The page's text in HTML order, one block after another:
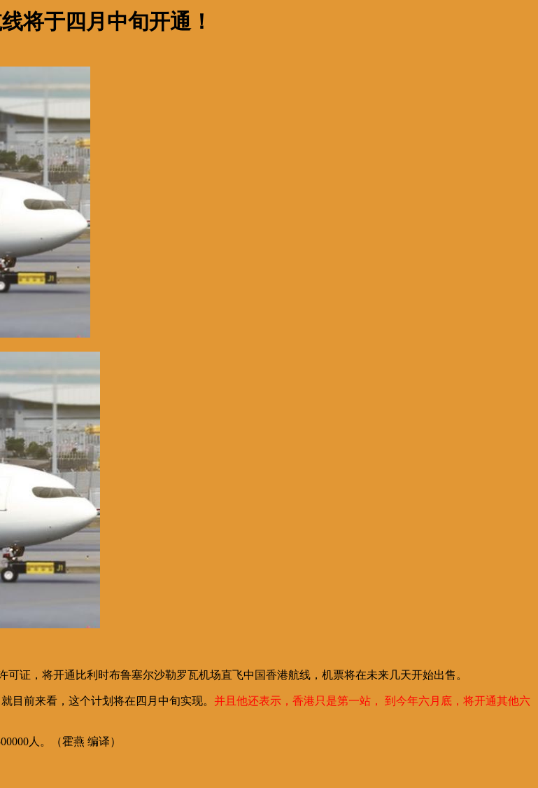
将于四月中旬开通！
证，将开通比利时布鲁塞尔沙勒罗瓦机场直飞中国香港航线，机票将在未来几天开始出售。
目前来看，这个计划将在四月中旬实现。 并且他还表示，香港只是第一站， 到今年六月底，将开通其他六
人。（霍燕 编译）